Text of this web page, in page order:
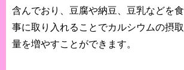
含んでおり、豆腐や納豆、豆乳などを食
事に取り入れることでカルシウムの摂取
量を増やすことができます。